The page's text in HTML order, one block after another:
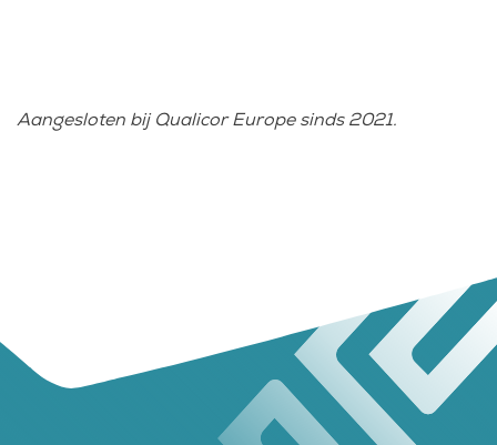
Aangesloten bij Qualicor Europe sinds 2021.